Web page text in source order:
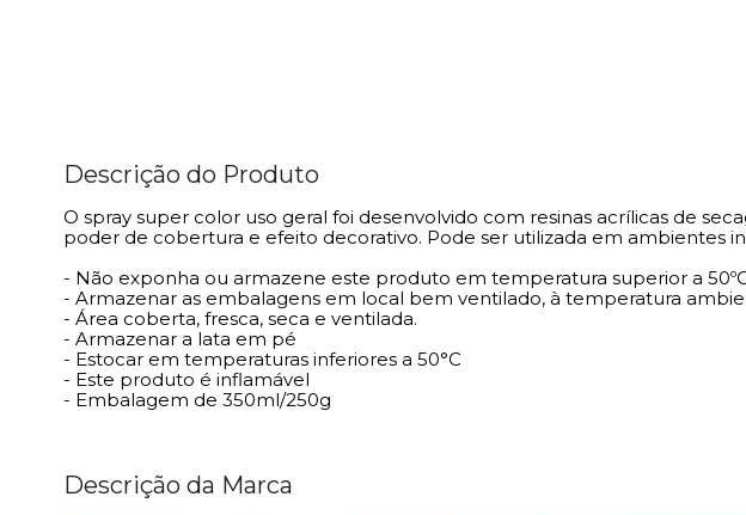
Descrição do Produto
O spray super color uso geral foi desenvolvido com resinas acrílicas de
poder de cobertura e efeito decorativo. Pode ser utilizada em ambientes
- Não exponha ou armazene este produto em temperatura superior a
- Armazenar as embalagens em local bem ventilado, à temperatura
- Área coberta, fresca, seca e ventilada.
- Armazenar a lata em pé
- Estocar em temperaturas inferiores a 50°C
- Este produto é inflamável
- Embalagem de 350ml/250g
Descrição da Marca